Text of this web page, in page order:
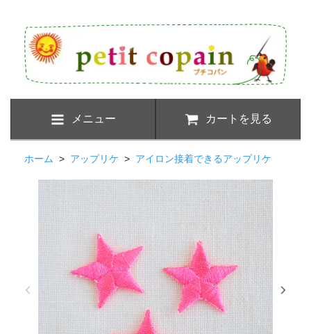
メニュー カートを見る
ホーム > アップリケ > アイロン接着できるアップリケ